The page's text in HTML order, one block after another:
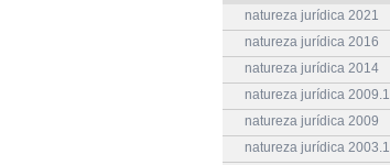
natureza jurídica 2021
natureza jurídica 2016
natureza jurídica 2014
natureza jurídica 2009.1
natureza jurídica 2009
natureza jurídica 2003.1